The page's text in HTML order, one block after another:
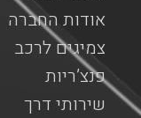
אודות החברה
צמיגים לרכב
פנצ’ריות
שירותי דרך